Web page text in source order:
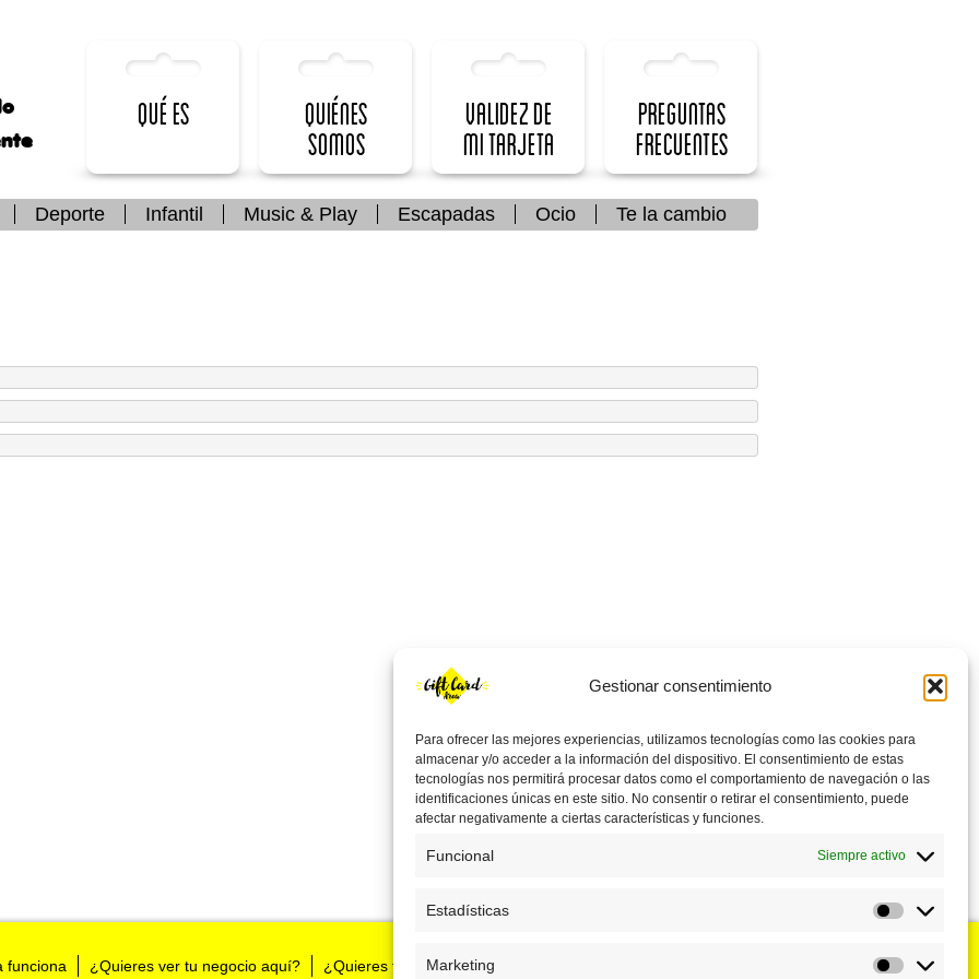
Gestionar consentimiento
Para ofrecer las mejores experiencias, utilizamos tecnologías como las cookies para
almacenar y/o acceder a la información del dispositivo. El consentimiento de estas
tecnologías nos permitirá procesar datos como el comportamiento de navegación o las
identificaciones únicas en este sitio. No consentir o retirar el consentimiento, puede
afectar negativamente a ciertas características y funciones.
Funcional Siempre activo
Estadísticas
Marketing
Marketing
Qué es
Quiénes
somos
Validez de
mi Tarjeta
Preguntas
frecuentes
Deporte Infantil Music & Play Escapadas Ocio Te la cambio
funciona ¿Quieres ver tu negocio aquí? ¿Quieres tenernos en tu negocio?